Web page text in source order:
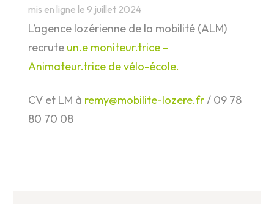
mis en ligne le 9 juillet 2024
L’agence lozérienne de la mobilité (ALM)
recrute un.e moniteur.trice –
Animateur.trice de vélo-école.
CV et LM à remy@mobilite-lozere.fr/ 09 78
80 70 08